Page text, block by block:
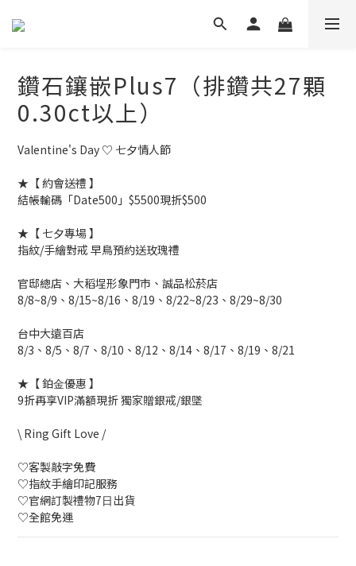
鑽石鑲嵌Plus7（排鑽共27顆
0.30ct以上）
Valentine's Day ♡ 七夕情人節
★【 約會送禮 】
結帳輸碼「Date500」$5500現折$500
★【 七夕專場 】
指紋/手繪對戒 早鳥預約送玫瑰禮
官邸總店、大稻埕形象門市、誠品松菸店
8/8~8/9、8/15~8/16、8/19、8/22~8/23、8/29~8/30
台中大遠百店
8/3、8/5、8/7、8/10、8/12、8/14、8/17、8/19、8/21
★【 鉑⾦優惠 】
9折再享VIP滿額現折 獨家贈銀戒/銀墜
\ Ring Gift Love /
♡客製敲字免費
♡指紋⼿繪印記服務
♡官網訂製禮物7⽇出貨
♡全館免運